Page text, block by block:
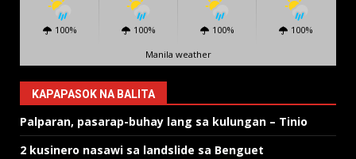
100% 100% 100% 100%
Manila weather
KAPAPASOK NA BALITA
Palparan, pasarap-buhay lang sa kulungan – Tinio
2 kusinero nasawi sa landslide sa Benguet